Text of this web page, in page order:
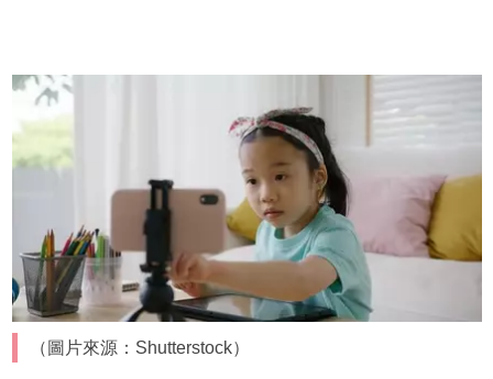
（圖片來源：Shutterstock）